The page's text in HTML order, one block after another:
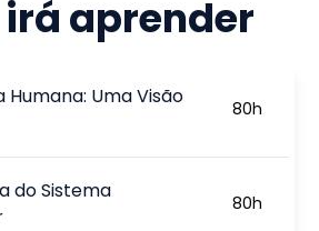
irá aprender
Humana: Uma Visão
80h
do Sistema
80h